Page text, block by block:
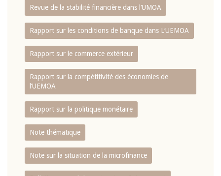
Revue de la stabilité financière dans l‘UMOA
Rapport sur les conditions de banque dans L‘UEMOA
Rapport sur le commerce extérieur
Rapport sur la compétitivité des économies de
l‘UEMOA
Rapport sur la politique monétaire
Note thématique
Note sur la situation de la microfinance